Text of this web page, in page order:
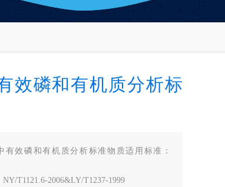
效磷和有机质分析标
有效磷和有机质分析标准物质适用标准：
T1121.6-2006&LY/T1237-1999